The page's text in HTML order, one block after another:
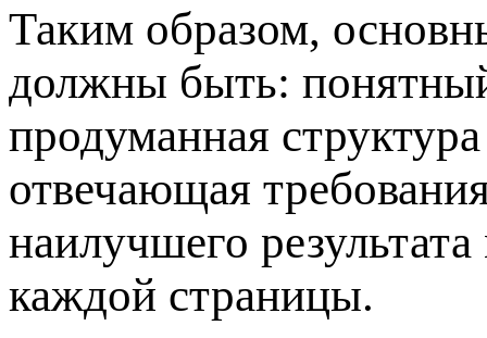
Таким образом,
должны быть:
продуманная
отвечающая
наилучшего
каждой страницы.